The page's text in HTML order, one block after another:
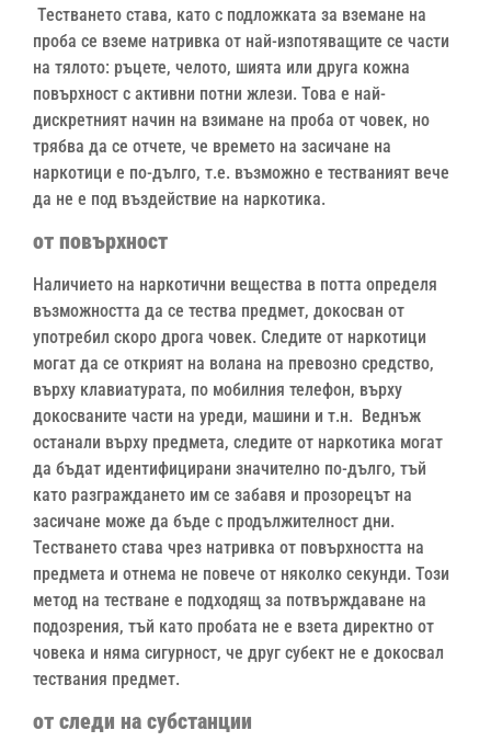
Тестването става, като с подложката за вземане на
проба се вземе натривка от най-изпотяващите се части
на тялото: ръцете, челото, шията или друга кожна
повърхност с активни потни жлези. Това е най-
дискретният начин на взимане на проба от човек, но
трябва да се отчете, че времето на засичане на
наркотици е по-дълго, т.е. възможно е тестваният вече
да не е под въздействие на наркотика.
от повърхност
Наличието на наркотични вещества в потта определя
възможността да се тества предмет, докосван от
употребил скоро дрога човек. Следите от наркотици
могат да се открият на волана на превозно средство,
върху клавиатурата, по мобилния телефон, върху
докосваните части на уреди, машини и т.н. Веднъж
останали върху предмета, следите от наркотика могат
да бъдат идентифицирани значително по-дълго, тъй
като разграждането им се забавя и прозорецът на
засичане може да бъде с продължителност дни.
Тестването става чрез натривка от повърхността на
предмета и отнема не повече от няколко секунди. Този
метод на тестване е подходящ за потвърждаване на
подозрения, тъй като пробата не е взета директно от
човека и няма сигурност, че друг субект не е докосвал
тествания предмет.
от следи на субстанции